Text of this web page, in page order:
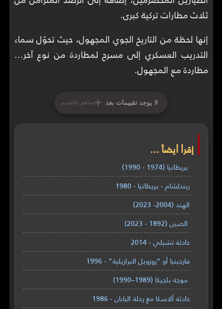
ثلاث مطارات تركية كبرى.
إنها لحظة من التاريخ الجوي المجهول، حيث تحوّل سماء
التدريب العسكري إلى مسرح لمطاردة من نوع آخر...
مطاردة مع المجهول.
لا يوجد تقييمات بعد +ساهم بالتقييم
إقرأ أيضاً ...
بريطانيا (1974 - 1990)
ريندلشام - بريطانيا - 1980
الهند (2004- 2023)
الصين (1892 - 2023)
حادثة تشيلي - 2014
فارجينيا أو “روزويل البرازيلية” - 1996
موجة بلجيكا (1989–1990)
حادثة ألاسكا مع رحلة اليابان - 1986